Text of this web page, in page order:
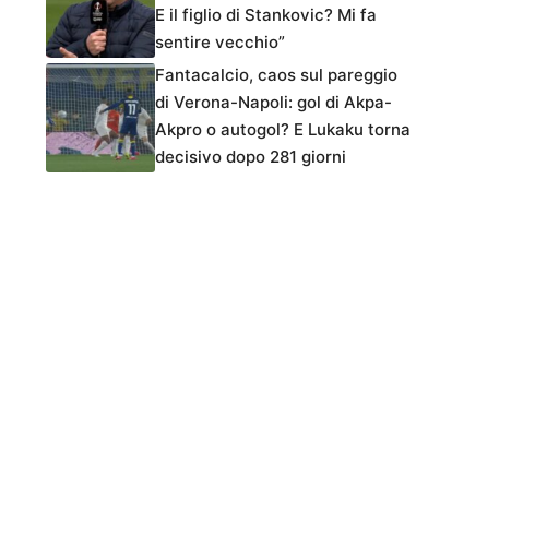
E il figlio di Stankovic? Mi fa
sentire vecchio”
Fantacalcio, caos sul pareggio
di Verona-Napoli: gol di Akpa-
Akpro o autogol? E Lukaku torna
decisivo dopo 281 giorni